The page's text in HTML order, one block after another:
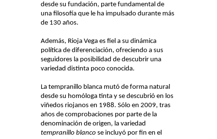
desde su fundación, parte fundamental de
una filosofía que le ha impulsado durante más
de 130 años.
Además, Rioja Vega es fiel a su dinámica
política de diferenciación, ofreciendo a sus
seguidores la posibilidad de descubrir una
variedad distinta poco conocida.
La tempranillo blanca mutó de forma natural
desde su homóloga tinta y se descubrió en los
viñedos riojanos en 1988. Sólo en 2009, tras
años de comprobaciones por parte de la
denominación de origen, la variedad
tempranillo blanco se incluyó por fin en el